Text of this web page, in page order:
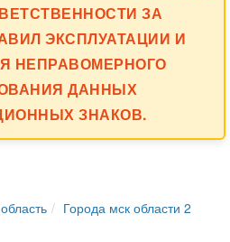
ЗА
ЭКСПЛУАТАЦИИ И
НЕПРАВОМЕРНОГО
ДАННЫХ
ЗНАКОВ.
Города мск области 2